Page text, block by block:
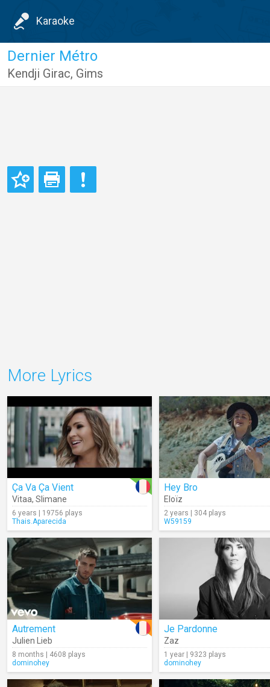
Karaoke
Dernier Métro
Kendji Girac, Gims
More Lyrics
Ça Va Ça Vient
Vitaa, Slimane
6 years | 19756 plays
Thais.Aparecida
Hey Bro
Eloïz
2 years | 304 plays
W59159
Autrement
Julien Lieb
8 months | 4608 plays
dominohey
Je Pardonne
Zaz
1 year | 9323 plays
dominohey